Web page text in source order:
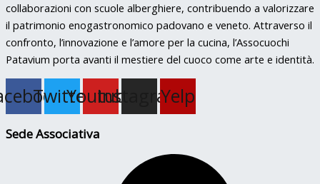
collaborazioni con scuole alberghiere, contribuendo a valorizzare
il patrimonio enogastronomico padovano e veneto. Attraverso il
confronto, l’innovazione e l’amore per la cucina, l’Assocuochi
Patavium porta avanti il mestiere del cuoco come arte e identità.
TwitterYoutubeInstagram
Yelp
Sede Associativa